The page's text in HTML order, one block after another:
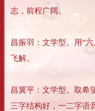
志，前程广阔。
昌振羽：文学型。用“
飞解。
昌冀平：文学型。取希
三字结构好，一二字语